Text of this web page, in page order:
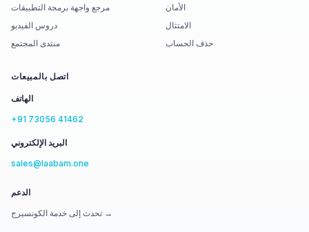
مرجع واجهة برمجة التطبيقات
دروس الفيديو
منتدى المجتمع
الأمان
الامتثال
حذف الحساب
اتصل بالمبيعات
الهاتف
+91 73056 41462
البريد الإلكتروني
sales@laabam.one
الدعم
تحدث إلى خدمة الكونسيرج →